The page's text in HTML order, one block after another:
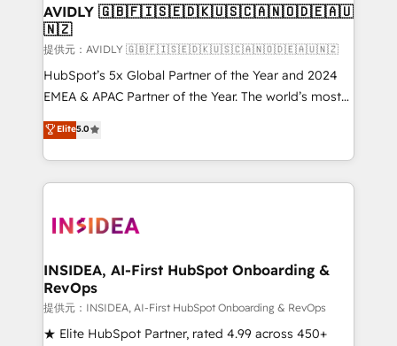
AVIDLY 🇬🇧🇫🇮🇸🇪🇩🇰🇺🇸🇨🇦🇳🇴🇩🇪🇦🇺
🇳🇿
提供元：AVIDLY 🇬🇧🇫🇮🇸🇪🇩🇰🇺🇸🇨🇦🇳🇴🇩🇪🇦🇺🇳🇿
HubSpot’s 5x Global Partner of the Year and 2024
EMEA & APAC Partner of the Year. The world’s most
experienced and fully accredited HubSpot Solutions
Partner. 🚀 With 2,750+ HubSpot projects delivered
and 370+ specialists across EMEA, APAC and NAM,
we de-risk complex CRM programmes and
multi-region migrations to AI-powered automation,
scale. 🏆 HubSpot’s CEO called us “the partner of the
future.” Others agree it is proof of trust built through
measurable impact.
Elite5.0
INSIDEA, AI-First HubSpot Onboarding &
RevOps
提供元：INSIDEA, AI-First HubSpot Onboarding & RevOps
★ Elite HubSpot Partner, rated 4.99 across 450+